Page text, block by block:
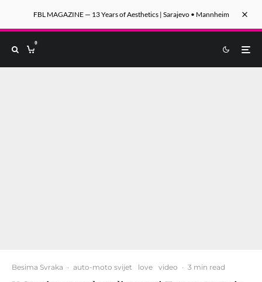
FBL MAGAZINE — 13 Years of Aesthetics | Sarajevo • Mannheim
0
Besima Svraka · auto-moto svijet love video · 3 min read